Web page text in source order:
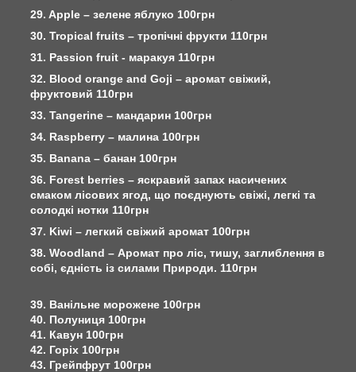
29. Apple – зелене яблуко 100грн
30. Tropical fruits – тропічні фрукти 110грн
31. Passion fruit - маракуя 110грн
32. Blood orange and Goji – аромат свіжий,
фруктовий 110грн
33. Tangerine – мандарин 100грн
34. Raspberry – малина 100грн
35. Banana – банан 100грн
36. Forest berries – яскравий запах насичених
смаком лісових ягод, що поєднують свіжі, легкі та
солодкі нотки 110грн
37. Kiwi – легкий свіжий аромат 100грн
38. Woodland – Аромат про ліс, тишу, заглиблення в
собі, єдність із силами Природи. 110грн
39. Ванільне морожене 100грн
40. Полуниця 100грн
41. Кавун 100грн
42. Горіх 100грн
43. Грейпфрут 100грн